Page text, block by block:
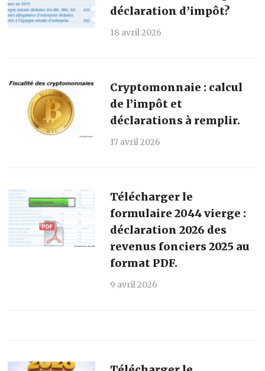
déclaration d’impôt?
18 avril 2026
Cryptomonnaie : calcul
de l’impôt et
déclarations à remplir.
17 avril 2026
Télécharger le
formulaire 2044 vierge :
déclaration 2026 des
revenus fonciers 2025 au
format PDF.
9 avril 2026